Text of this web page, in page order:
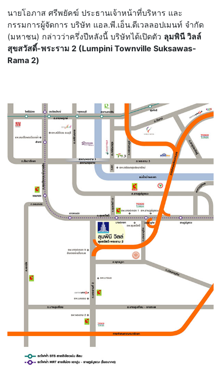
นายโอภาส ศรีพยัคฆ์ ประธานเจ้าหน้าที่บริหาร และ
กรรมการผู้จัดการ บริษัท แอล.พี.เอ็น.ดีเวลลอปเมนท์ จำกัด
(มหาชน) กล่าวว่าครึ่งปีหลังนี้ บริษัทได้เปิดตัว ลุมพินี วิลล์
สุขสวัสดิ์-พระราม 2 (Lumpini Townville Suksawas-
Rama 2)